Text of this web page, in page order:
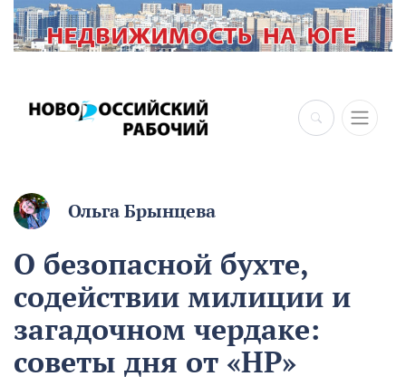
×
Ольга Брынцева
О безопасной бухте,
содействии милиции и
загадочном чердаке:
советы дня от «НР»